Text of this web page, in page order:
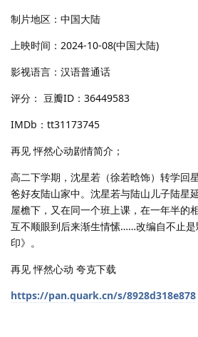
制片地区：中国大陆
上映时间：2024-10-08(中国大陆)
影视语言：汉语普通话
评分： 豆瓣ID：36449583
IMDb：tt31173745
再见 怦然心动剧情简介；
高二下学期，沈星若（徐若晗饰）转学回
爸好友陆山家中。沈星若与陆山儿子陆星
屋檐下，又在同一个班上课，在一年半的
互不顺眼到后来渐生情愫……改编自不止
印》。
再见 怦然心动 夸克下载
https://pan.quark.cn/s/8928d318e878